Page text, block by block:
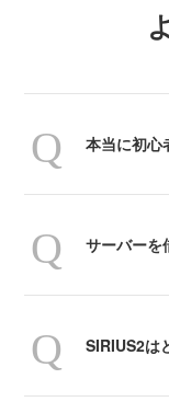
本当に初心
サーバーを
SIRIUS2は